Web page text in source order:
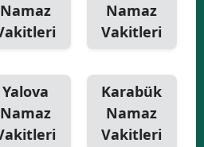
Namaz
Namaz
Vakitleri
Yalova
Namaz
Karabük
Namaz
Vakitleri